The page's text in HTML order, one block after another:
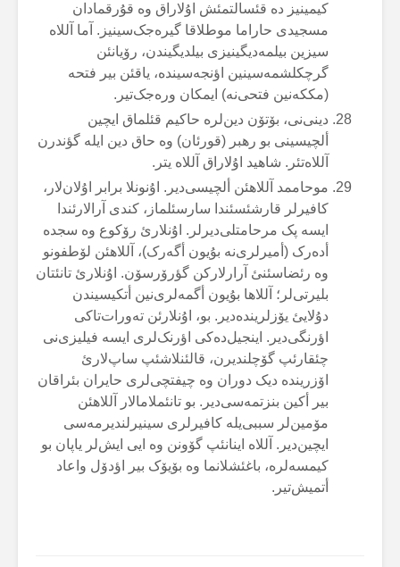
کیمینیز دە قئسالتمئش اۇلاراق وە قۇرقمادان
مسجیدی حاراما موطلاقا گیرەجک‌سینیز. آما آللاە
سیزین بیلمەدیگینیزی بیلدیگیندن، رۆیانئن
گرچکلشمەسینین اؤنجەسیندە، یاقئن بیر فتحە
(مککەنین فتحی‌نە) ایمکان ورەجک‌تیر.
دینی‌نی، بۆتۆن دین‌لرە حاکیم قئلماق ایچین
ألچیسینی بو رهبر (قورئان) وە حاق دین ایلە گؤندرن
آللاەتئر. شاهید اۇلاراق آللاە یتر.
موحاممد آللاهئن ألچیسی‌دیر. اۇنونلا برابر اۇلان‌لار،
کافیرلر قارشئسئندا سارسئلماز، کندی آرالارئندا
ایسە پک مرحامتلی‌دیرلر. اۇنلارئ رۆکوع وە سجدە
أدەرک (أمیرلری‌نە بۇیون أگەرک)، آللاهئن لۆطفونو
وە رئضاسئنئ آرارلارکن گؤرۆرسۆن. اۇنلارئ تانئتان
بلیرتی‌لر؛ آللاها بۇیون أگمەلری‌نین أتکیسیندن
دۇلایئ یۆزلریندەدیر. بو، اۇنلارئن تەورات‌تاکی
اؤرنگی‌دیر. اینجیل‌دەکی اؤرنک‌لری ایسە فیلیزی‌نی
چئقارئپ گۆچلندیرن، قالئنلاشئپ ساپ‌لارئ
اۆزریندە دیک دوران وە چیفتچی‌لری حایران بئراقان
بیر أکین بنزتمەسی‌دیر. بو تانئملامالار آللاهئن
مۆمین‌لر سببی‌یلە کافیرلری سینیرلندیرمەسی
ایچین‌دیر. آللاە اینانئپ گۆونن وە ایی ایش‌لر یاپان بو
کیمسەلرە، باغئشلانما وە بۆیۆک بیر اؤدۆل واعاد
أتمیش‌تیر.